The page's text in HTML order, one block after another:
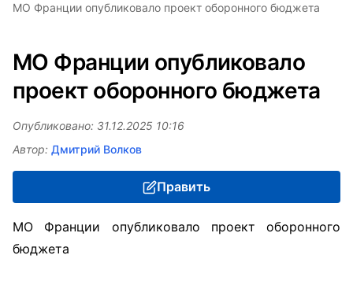
МО Франции опубликовало проект оборонного бюджета
МО Франции опубликовало
проект оборонного бюджета
Опубликовано: 31.12.2025 10:16
Автор: Дмитрий Волков
Править
МО Франции опубликовало проект оборонного
бюджета